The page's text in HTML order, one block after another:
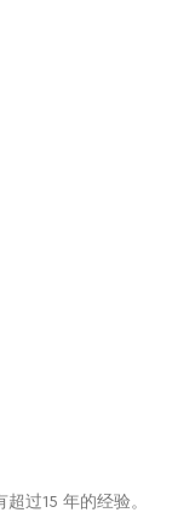
过15 年的经验。